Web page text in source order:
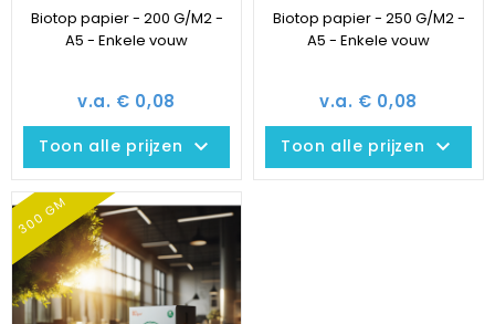
Biotop papier - 200 G/M2 -
A5 - Enkele vouw
v.a. € 0,08
Toon alle prijzen keyboard_arrow_down
Biotop papier - 250 G/M2 -
A5 - Enkele vouw
v.a. € 0,08
Toon alle prijzen keyboard_arrow_down
300 GM